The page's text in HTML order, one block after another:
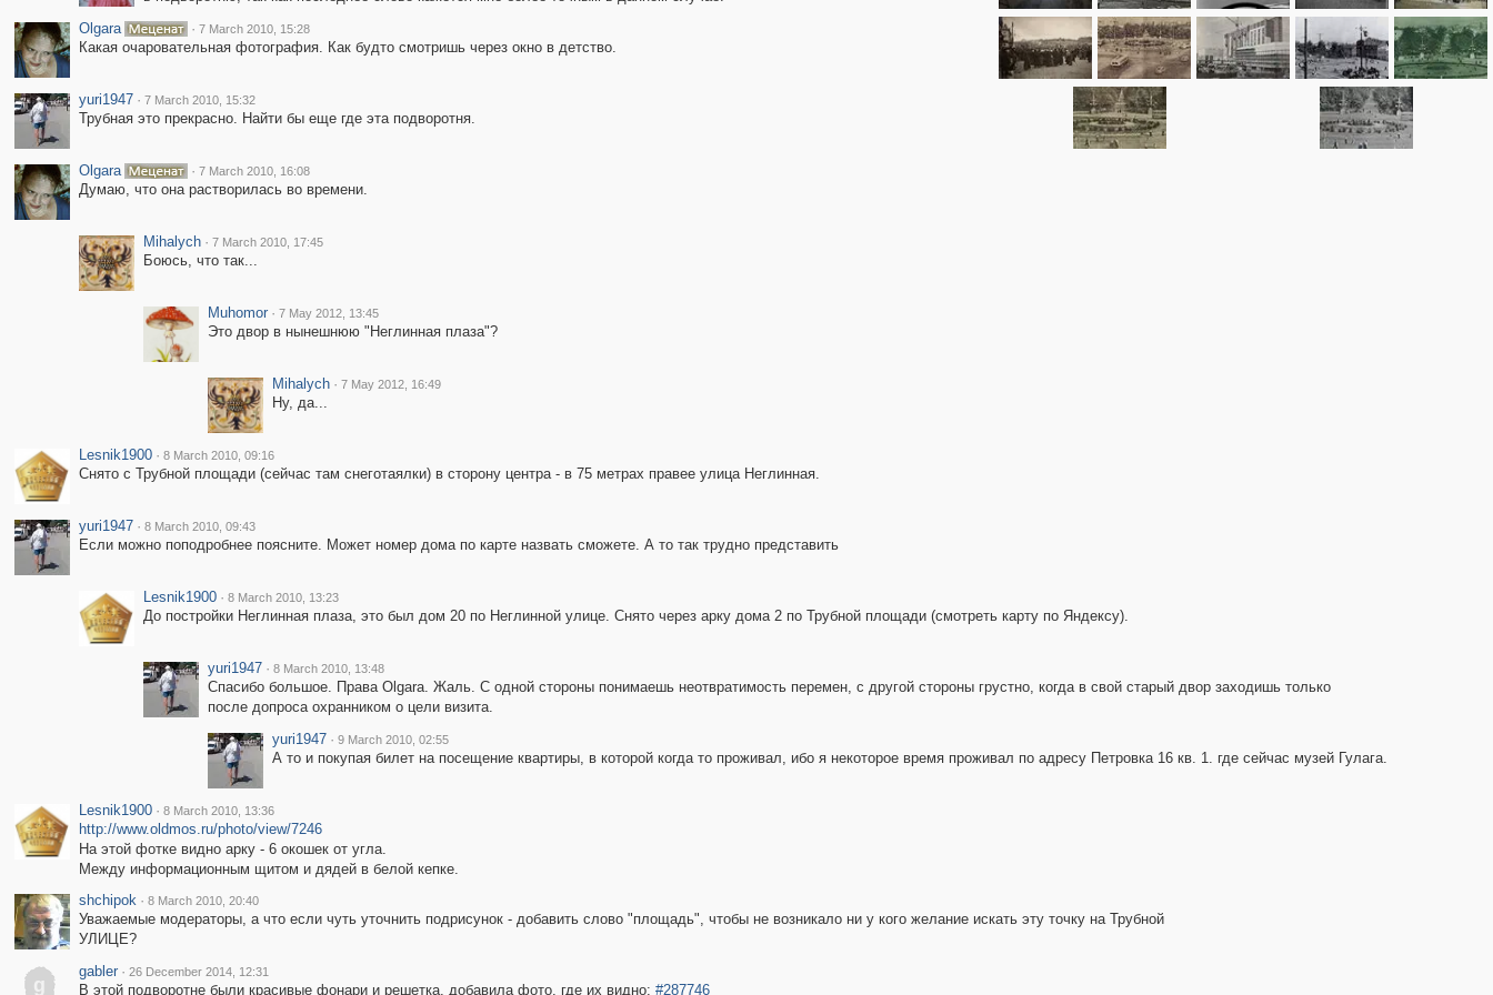
Olgara
· 7 March 2010, 15:28
Какая очаровательная фотография. Как будто смотришь через окно в детство.
yuri1947 · 7 March 2010, 15:32
Трубная это прекрасно. Найти бы еще где эта подворотня.
Olgara · 7 March 2010, 16:08
Думаю, что она растворилась во времени.
Mihalych · 7 March 2010, 17:45
Боюсь, что так...
Muhomor · 7 May 2012, 13:45
Это двор в нынешнюю "Неглинная плаза"?
Mihalych · 7 May 2012, 16:49
Ну, да...
Lesnik1900 · 8 March 2010, 09:16
Снято с Трубной площади (сейчас там снеготаялки) в сторону центра - в 75 метрах правее улица Неглинная.
yuri1947 · 8 March 2010, 09:43
Если можно поподробнее поясните. Может номер дома по карте назвать сможете. А то так трудно представить
Lesnik1900 · 8 March 2010, 13:23
До постройки Неглинная плаза, это был дом 20 по Неглинной улице. Снято через арку дома 2 по Трубной площади (смотреть карту по Яндексу).
yuri1947 · 8 March 2010, 13:48
Спасибо большое. Права Olgara. Жаль. С одной стороны понимаешь неотвратимость перемен, с другой стороны грустно, когда в свой старый двор заходишь только
после допроса охранником о цели визита.
yuri1947 · 9 March 2010, 02:55
А то и покупая билет на посещение квартиры, в которой когда то проживал, ибо я некоторое время проживал по адресу Петровка 16 кв. 1. где сейчас музей Гулага.
Lesnik1900 · 8 March 2010, 13:36
http://www.oldmos.ru/photo/view/7246
На этой фотке видно арку - 6 окошек от угла.
Между информационным щитом и дядей в белой кепке.
shchipok · 8 March 2010, 20:40
Уважаемые модераторы, а что если чуть уточнить подрисунок - добавить слово "площадь", чтобы не возникало ни у кого желание искать эту точку на Трубной
УЛИЦЕ?
g
gabler · 26 December 2014, 12:31
В этой подворотне были красивые фонари и решетка, добавила фото, где их видно: #287746